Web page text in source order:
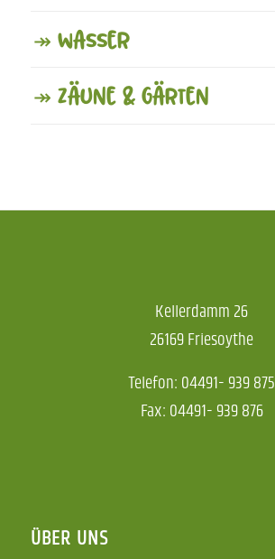
↠ Wasser
↠ Zäune & Gärten
Kellerdamm 26
26169 Friesoythe
Telefon: 04491- 939 875
Fax: 04491- 939 876
ÜBER UNS